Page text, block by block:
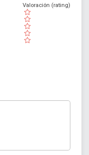
( )
( )
( )
( )
( )
Valoración (rating)